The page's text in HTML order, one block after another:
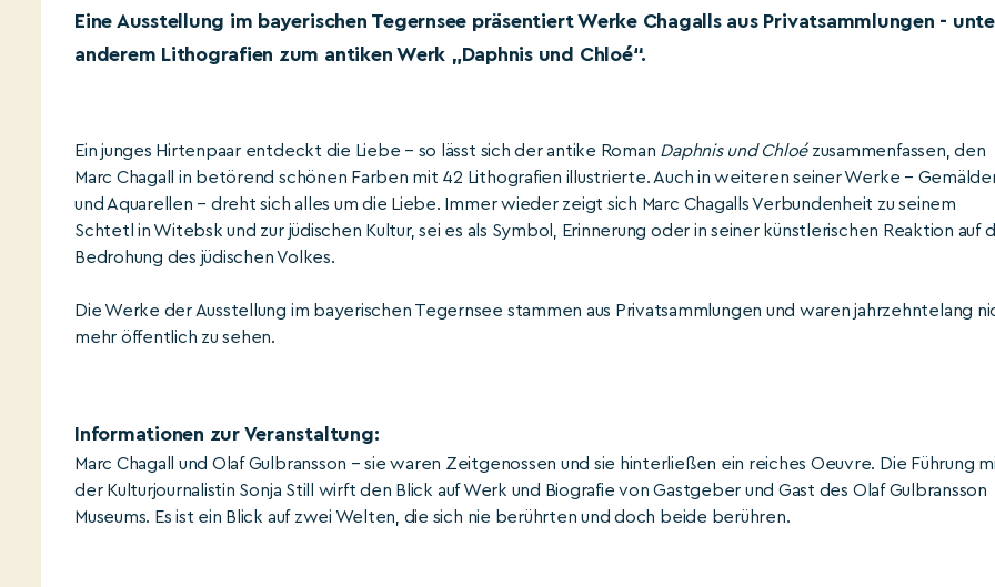
Eine Ausstellung im bayerischen Tegernsee präsentiert Werke Chagalls aus Privatsammlungen -
anderem Lithografien zum antiken Werk „Daphnis und Chloé“.
Ein junges Hirtenpaar entdeckt die Liebe – so lässt sich der antike Roman Daphnis und Chloézusammenfassen, den
Marc Chagall in betörend schönen Farben mit 42 Lithografien illustrierte. Auch in weiteren seiner Werke –
und Aquarellen – dreht sich alles um die Liebe. Immer wieder zeigt sich Marc Chagalls Verbundenheit zu seinem
Schtetl in Witebsk und zur jüdischen Kultur, sei es als Symbol, Erinnerung oder in seiner künstlerischen Reaktion auf
Bedrohung des jüdischen Volkes.
Die Werke der Ausstellung im bayerischen Tegernsee stammen aus Privatsammlungen und waren jahrzehntelang
mehr öffentlich zu sehen.
Informationen zur Veranstaltung:
Marc Chagall und Olaf Gulbransson – sie waren Zeitgenossen und sie hinterließen ein reiches Oeuvre. Die Führung
der Kulturjournalistin Sonja Still wirft den Blick auf Werk und Biografie von Gastgeber und Gast des Olaf Gulbransson
Museums. Es ist ein Blick auf zwei Welten, die sich nie berührten und doch beide berühren.